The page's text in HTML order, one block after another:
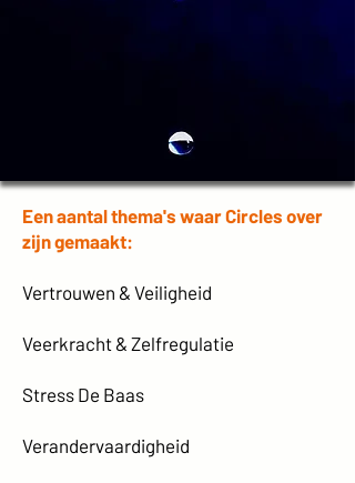
Een aantal thema's waar Circles over
zijn gemaakt:
Vertrouwen & Veiligheid
Veerkracht & Zelfregulatie
Stress De Baas
Verandervaardigheid